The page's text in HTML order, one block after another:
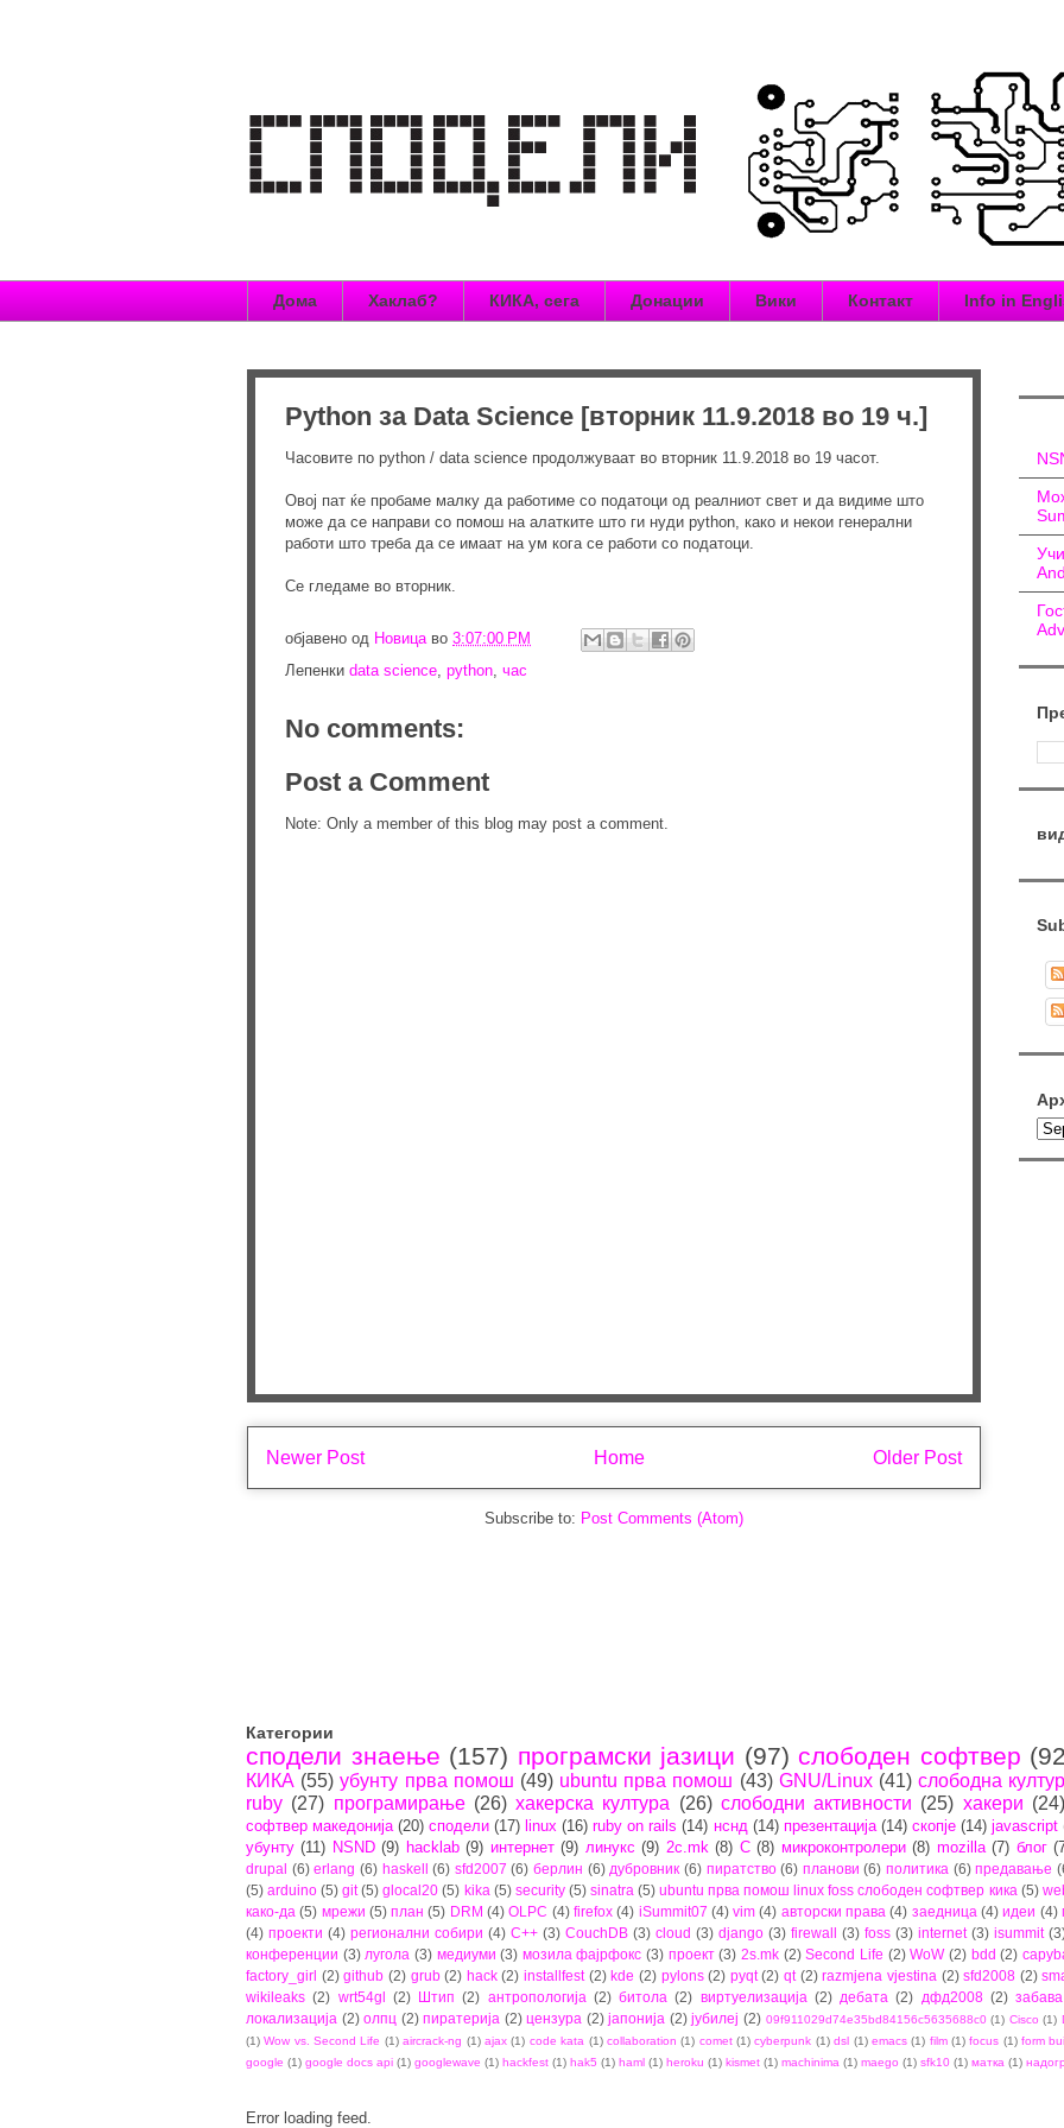
Дома Хаклаб? КИКА, сега Донации Вики Контакт Info in
Python за Data Science [вторник 11.9.2018 во 19 ч.]
Часовите по python / data science продолжуваат во вторник 11.9.2018 во 19 часот.
Овој пат ќе пробаме малку да работиме со податоци од реалниот свет и да видиме што
може да се направи со помош на алатките што ги нуди python, како и некои генерални
работи што треба да се имаат на ум кога се работи со податоци.
Се гледаме во вторник.
објавено од Новица во 3:07:00 PM
Лепенки data science python час
No comments:
Post a Comment
Note: Only a member of this blog may post a comment.
Newer Post Older Post
Home
Subscribe to: Post Comments (Atom)
Категории
сподели знаење (157) програмски јазици (97) слободен софтвер
КИКА (55) убунту прва помош (49) ubuntu прва помош (43) GNU/Linux (41) слободна
ruby (27) програмирање (26) хакерска култура (26) слободни активности (25) хакери (24)
софтвер македонија (20) сподели (17) linux (16) ruby on rails (14) нснд (14) презентација (14) скопје (14) javascript
убунту (11) NSND (9) hacklab (9) интернет (9) линукс (9) 2c.mk (8) C (8) микроконтролери (8) mozilla (7) блог
drupal (6) erlang (6) haskell (6) sfd2007 (6) берлин (6) дубровник (6) пиратство (6) планови (6) политика (6) предавање
(5) arduino (5) git (5) glocal20 (5) kika (5) security (5) sinatra (5) ubuntu прва помош linux foss слободен софтвер кика (5)
како-да (5) мрежи (5) план (5) DRM (4) OLPC (4) firefox (4) iSummit07 (4) vim (4) авторски права (4) заедница (4) идеи (4)
(4) проекти (4) регионални собири (4) C++ (3) CouchDB (3) cloud (3) django (3) firewall (3) foss (3) internet (3) isummit
конференции (3) лугола (3) медиуми (3) мозила фајрфокс (3) проект (3) 2s.mk (2) Second Life (2) WoW (2) bdd (2)
factory_girl (2) github (2) grub (2) hack (2) installfest (2) kde (2) pylons (2) pyqt (2) qt (2) razmjena vjestina (2) sfd2008 (2)
wikileaks (2) wrt54gl (2) Штип (2) антропологија (2) битола (2) виртуелизација (2) дебата (2) дфд2008 (2) забава
локализација (2) олпц (2) пиратерија (2) цензура (2) јапонија (2) јубилеј (2) 09f911029d74e35bd84156c5635688c0 (1) Cisco (1)
(1) Wow vs. Second Life (1) aircrack-ng (1) ajax (1) code kata (1) collaboration (1) comet (1) cyberpunk (1) dsl (1) emacs (1) film (1) focus (1) form
google (1) google docs api (1) googlewave (1) hackfest (1) hak5 (1) haml (1) heroku (1) kismet (1) machinima (1) maego (1) sfk10 (1) матка (1)
Error loading feed.